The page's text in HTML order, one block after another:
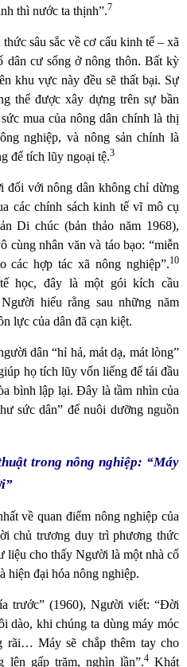
thì nước ta thịnh”.7
sâu sắc về cơ cấu kinh tế – xã
dân cư sống ở nông thôn. Bất kỳ
khu vực này đều sẽ thất bại. Sự
thể được xây dựng trên sự bần
mua của nông dân chính là thị
nghiệp, và nông sản chính là
để tích lũy ngoại tệ.3
đối với nông dân không chỉ dừng
các chính sách kinh tế vĩ mô cụ
Di chúc (bản thảo năm 1968),
cùng nhân văn và táo bạo: “miễn
các hợp tác xã nông nghiệp”.10
học, đây là một gói kích cầu
hiểu rằng sau những năm
lực của dân đã cạn kiệt.
dân “hỉ hả, mát dạ, mát lòng”
họ tích lũy vốn liếng để tái đầu
bình lập lại. Đây là tầm nhìn của
sức dân” để nuôi dưỡng nguồn
trong nông nghiệp: “Máy
về quan điểm nông nghiệp của
chủ trương duy trì phương thức
liệu cho thấy Người là một nhà cổ
hiện đại hóa nông nghiệp.
trước” (1960), Người viết: “Đời
dào, khi chúng ta dùng máy móc
rãi… Máy sẽ chắp thêm tay cho
lên gấp trăm, nghìn lần”.4Khát